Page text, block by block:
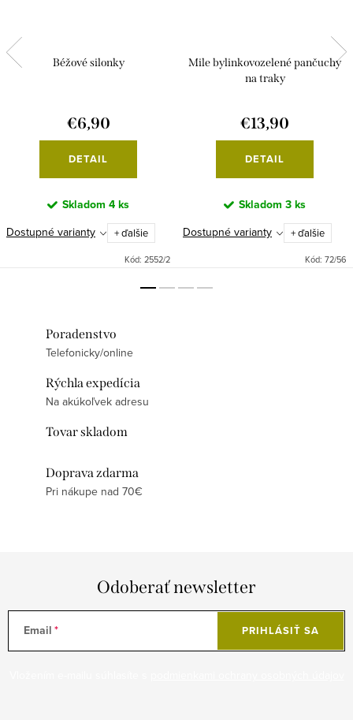
Béžové silonky
€6,90
DETAIL
Skladom 4 ks
Dostupné varianty + ďalšie
Kód: 2552/2
Mile bylinkovozelené pančuchy
na traky
€13,90
DETAIL
Skladom 3 ks
Dostupné varianty + ďalšie
Kód: 72/56
Poradenstvo
Telefonicky/online
Rýchla expedícia
Na akúkoľvek adresu
Tovar skladom
Doprava zdarma
Pri nákupe nad 70€
Odoberať newsletter
Email PRIHLÁSIŤ SA